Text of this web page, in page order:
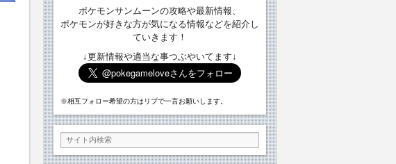
ポケモンサンムーンの攻略や最新情報、
ポケモンが好きな方が気になる情報などを紹介し
ていきます！
↓更新情報や適当な事つぶやいてます↓
※相互フォロー希望の方はリプで一言お願いします。